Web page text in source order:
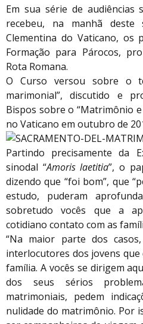
Em sua série de audiências
recebeu, na manhã deste
Clementina do Vaticano, os
Formação para Párocos,
Rota Romana.
O Curso versou sobre o
marimonial”, discutido e
Bispos sobre o “Matrimônio
no Vaticano em outubro de
Partindo precisamente da
sinodal “Amoris laetitia”, o
dizendo que “foi bom”, que
estudo, puderam
sobretudo vocês que a
cotidiano contato com as
“Na maior parte dos
interlocutores dos jovens
família. A vocês se dirigem
dos seus sérios
matrimoniais, pedem
nulidade do matrimônio. Por